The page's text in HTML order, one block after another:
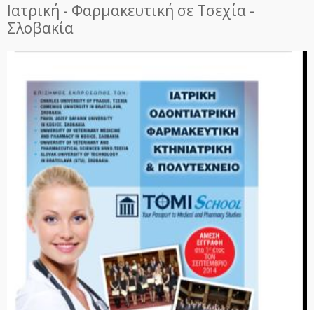
Ιατρική - Φαρμακευτική σε Τσεχία -
Σλοβακία